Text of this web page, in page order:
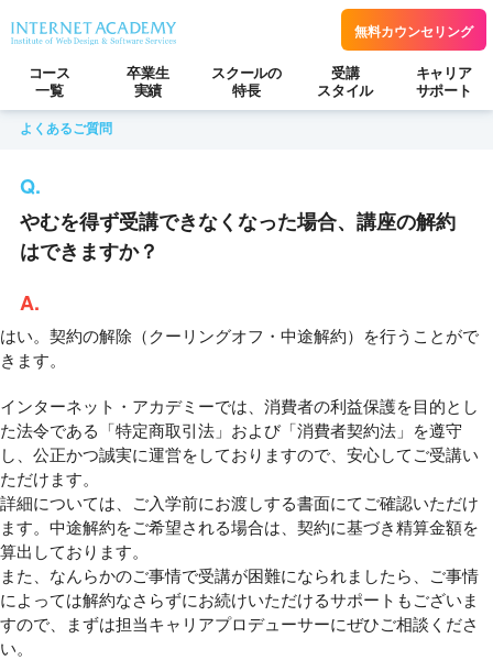
無料カウンセリング
コース
一覧
卒業生
実績
スクールの
特長
受講
スタイル
キャリア
サポート
よくあるご質問
やむを得ず受講できなくなった場合、講座の解約
はできますか？
はい。契約の解除（クーリングオフ・中途解約）を行うことがで
きます。
インターネット・アカデミーでは、消費者の利益保護を目的とし
た法令である「特定商取引法」および「消費者契約法」を遵守
し、公正かつ誠実に運営をしておりますので、安心してご受講い
ただけます。
詳細については、ご入学前にお渡しする書面にてご確認いただけ
ます。中途解約をご希望される場合は、契約に基づき精算金額を
算出しております。
また、なんらかのご事情で受講が困難になられましたら、ご事情
によっては解約なさらずにお続けいただけるサポートもございま
すので、まずは担当キャリアプロデューサーにぜひご相談くださ
い。